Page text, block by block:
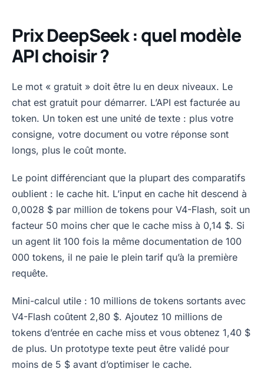
Prix DeepSeek : quel modèle
API choisir ?
Le mot « gratuit » doit être lu en deux niveaux. Le
chat est gratuit pour démarrer. L’API est facturée au
token. Un token est une unité de texte : plus votre
consigne, votre document ou votre réponse sont
longs, plus le coût monte.
Le point différenciant que la plupart des comparatifs
oublient : le cache hit. L’input en cache hit descend à
0,0028 $ par million de tokens pour V4-Flash, soit un
facteur 50 moins cher que le cache miss à 0,14 $. Si
un agent lit 100 fois la même documentation de 100
000 tokens, il ne paie le plein tarif qu’à la première
requête.
Mini-calcul utile : 10 millions de tokens sortants avec
V4-Flash coûtent 2,80 $. Ajoutez 10 millions de
tokens d’entrée en cache miss et vous obtenez 1,40 $
de plus. Un prototype texte peut être validé pour
moins de 5 $ avant d’optimiser le cache.